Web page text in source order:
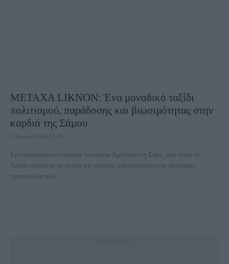
METAXA LIKNON: Ένα μοναδικό ταξίδι
πολιτισμού, παράδοσης και βιωσιμότητας στην
καρδιά της Σάμου
2 Ιουνίου 2026, 13:35
Στις καταπράσινες πλαγιές του όρους Άμπελος στη Σάμο, εκεί όπου το
Αιγαίο σμίγει με τη γη και την ιστορία, ξεδιπλώνεται ένας ιδιαίτερος
προορισμός που...